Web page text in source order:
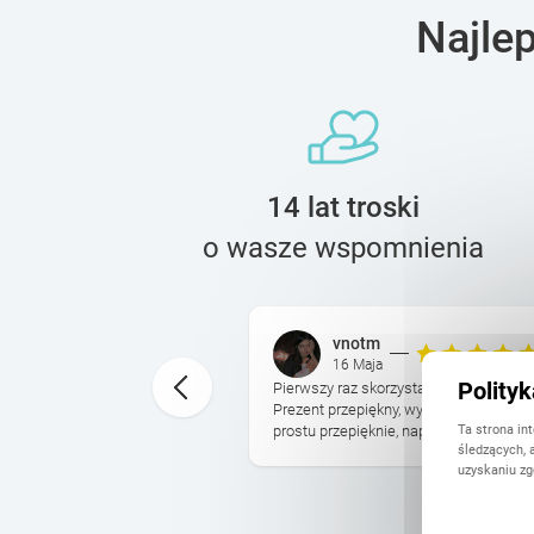
14 lat troski
o wasze wspomnienia
vnotm
16 Maja
Pierwszy raz skorzystałam z usług
Prezent przepiękny, wysokiej jakości.
prostu przepięknie, naprawdę polecam
Ta strona
śledzących,
uzyskaniu